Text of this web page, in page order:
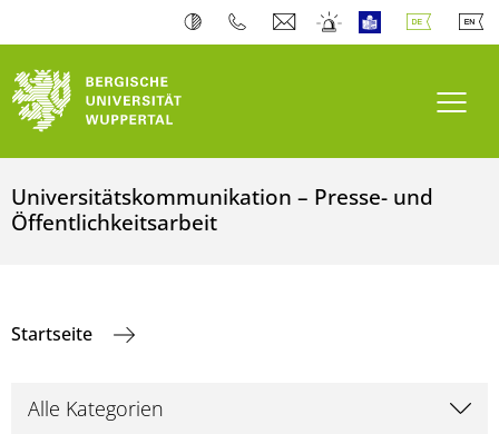
Universitätskommunikation – Presse- und
Öffentlichkeitsarbeit
Startseite